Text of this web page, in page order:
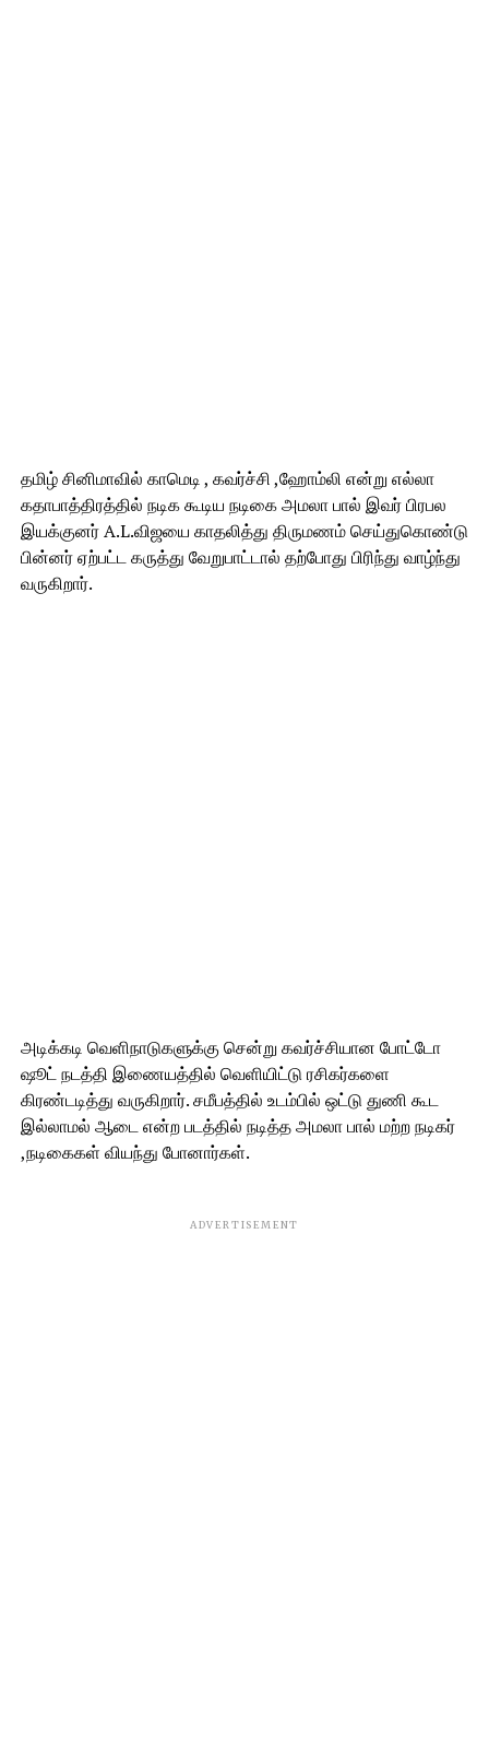
தமிழ் சினிமாவில் காமெடி , கவர்ச்சி ,ஹோம்லி என்று எல்லா
கதாபாத்திரத்தில் நடிக கூடிய நடிகை அமலா பால் இவர் பிரபல
இயக்குனர் A.L.விஜயை காதலித்து திருமணம் செய்துகொண்டு
பின்னர் ஏற்பட்ட கருத்து வேறுபாட்டால் தற்போது பிரிந்து வாழ்ந்து
வருகிறார்.
அடிக்கடி வெளிநாடுகளுக்கு சென்று கவர்ச்சியான போட்டோ
ஷூட் நடத்தி இணையத்தில் வெளியிட்டு ரசிகர்களை
கிரண்டடித்து வருகிறார். சமீபத்தில் உடம்பில் ஒட்டு துணி கூட
இல்லாமல் ஆடை என்ற படத்தில் நடித்த அமலா பால் மற்ற நடிகர்
,நடிகைகள் வியந்து போனார்கள்.
ADVERTISEMENT